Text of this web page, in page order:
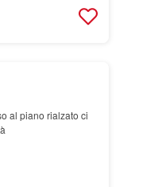
al piano rialzato ci